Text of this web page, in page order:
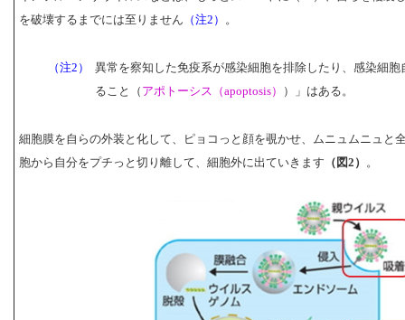
を破壊するまでには至りません （注2） 。
（注2）
異常を察知した免疫系が感染細胞を排除したり、感染細
ること（ アポトーシス（apoptosis） ）」はある。
細胞膜を自らの外装と化して、ピョコっと顔を覗かせ、ムニュムニュと
胞から自分をプチっと切り離して、細胞外に出ていきます （図2） 。